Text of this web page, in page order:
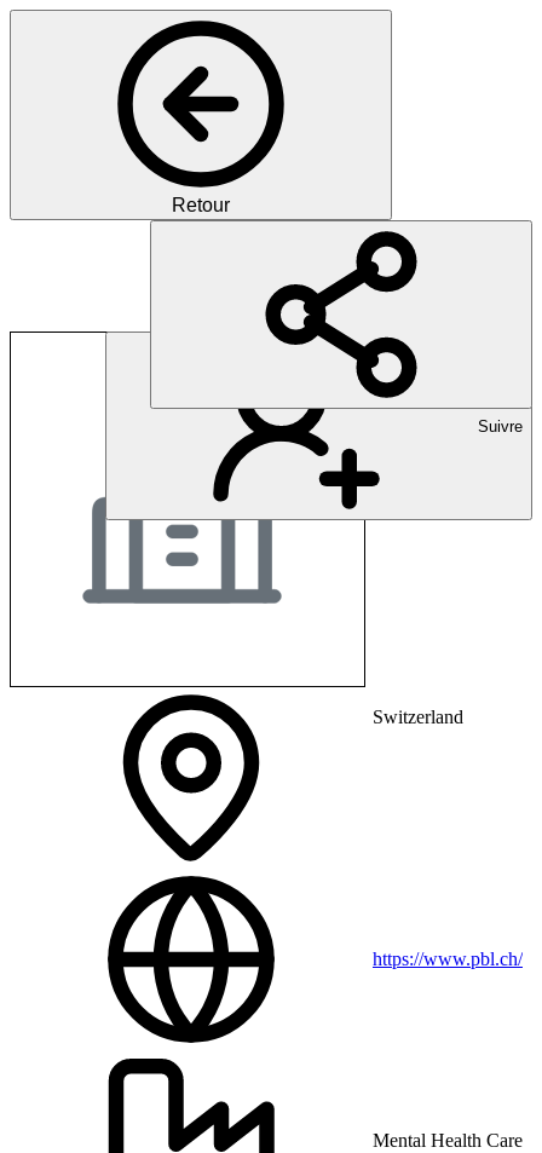
Retour
Suivre
Psychiatrie Baselland
Switzerland
https://www.pbl.ch/
Mental Health Care